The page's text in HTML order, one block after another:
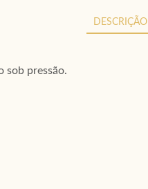
DESCRIÇÃO
sob pressão.